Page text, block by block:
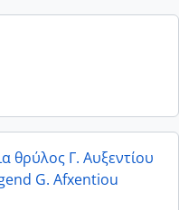
θρύλος Γ. Αυξεντίου
G. Afxentiou